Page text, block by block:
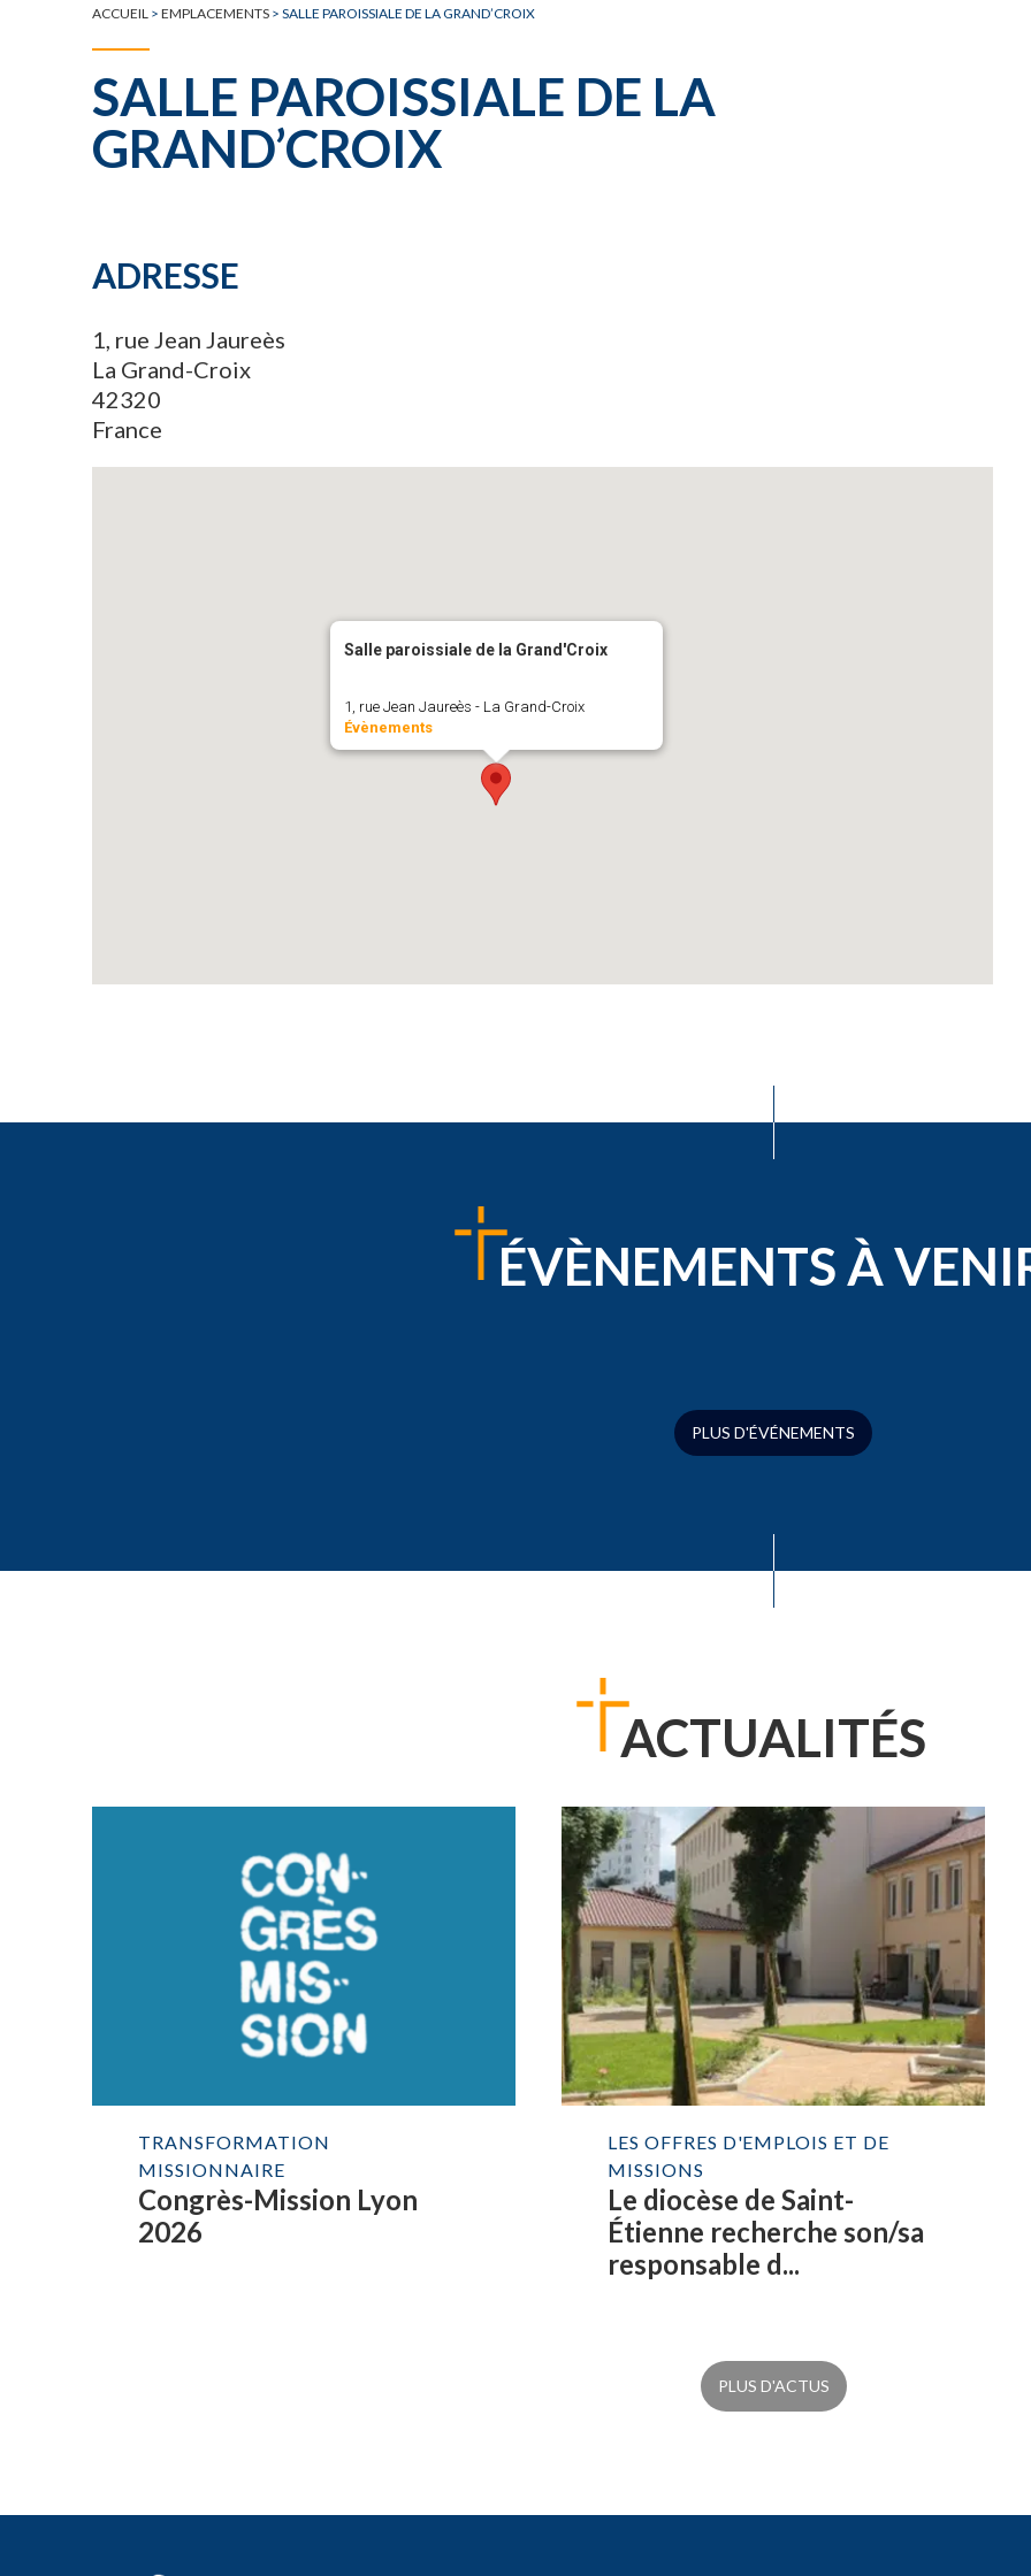
ACCUEIL > EMPLACEMENTS > SALLE PAROISSIALE DE LA GRAND’CROIX
SALLE PAROISSIALE DE LA
GRAND’CROIX
ADRESSE
1, rue Jean Jaureès
La Grand-Croix
42320
France
Salle paroissiale de la Grand'Croix
1, rue Jean Jaureès - La Grand-Croix
Évènements
ÉVÈNEMENTS À
PLUS D'ÉVÉNEMENTS
ACTUALITÉS
TRANSFORMATION
MISSIONNAIRE
Congrès-Mission Lyon
2026
LES OFFRES D'EMPLOIS ET DE
MISSIONS
Le diocèse de Saint-
Étienne recherche son/sa
responsable d...
PLUS D'ACTUS